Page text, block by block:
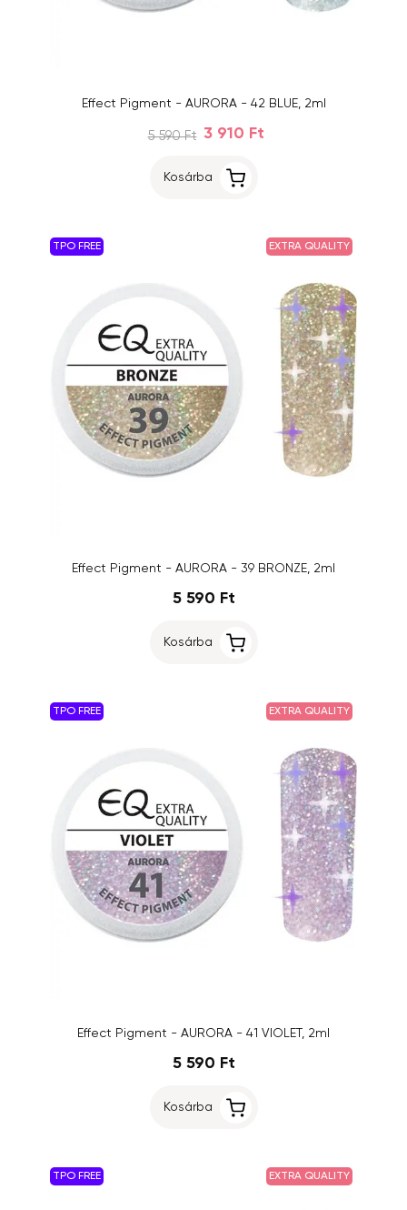
Effect Pigment - AURORA - 42 BLUE, 2ml
5 590 Ft 3 910 Ft
Kosárba
TPO FREE EXTRA QUALITY
Effect Pigment - AURORA - 39 BRONZE, 2ml
5 590 Ft
Kosárba
TPO FREE EXTRA QUALITY
Effect Pigment - AURORA - 41 VIOLET, 2ml
5 590 Ft
Kosárba
TPO FREE EXTRA QUALITY